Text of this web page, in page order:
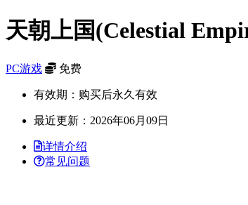
天朝上国(Celestial
PC游戏 免费
有效期：购买后永久有效
最近更新：2026年06月09日
详情介绍
常见问题